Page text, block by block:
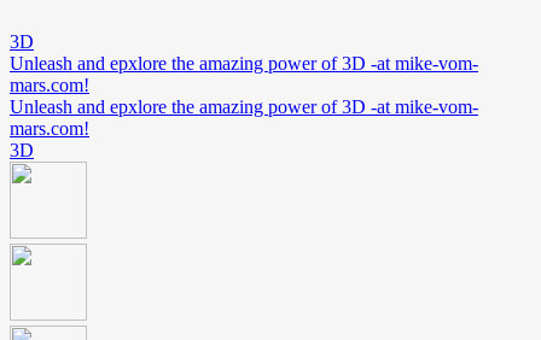
3D
Unleash and epxlore the amazing power of 3D -at mike-vom-
mars.com!
Unleash and epxlore the amazing power of 3D -at mike-vom-
mars.com!
3D